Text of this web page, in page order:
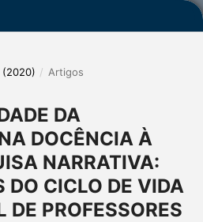
(2020) / Artigos
DA
DOCÊNCIA À
NARRATIVA:
DO CICLO DE VIDA
DE PROFESSORES